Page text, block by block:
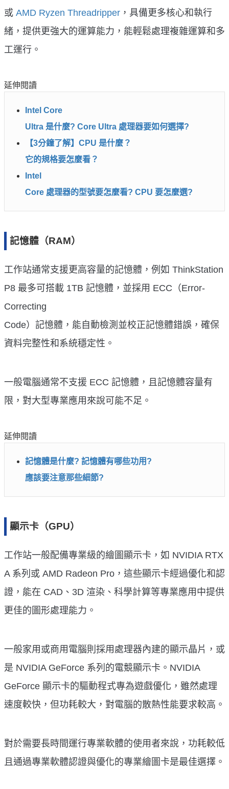
或 AMD Ryzen Threadripper ，具備更多核心和執行
緒，提供更強大的運算能力，能輕鬆處理複雜運算和多
工運行。
延伸閱讀
Intel Core
Ultra 是什麼? Core Ultra 處理器要如何選擇?
【3分鐘了解】CPU 是什麼？
它的規格要怎麼看？
Intel
Core 處理器的型號要怎麼看? CPU 要怎麼選?
記憶體（RAM）
工作站通常支援更高容量的記憶體，例如 ThinkStation
P8 最多可搭載 1TB 記憶體，並採用 ECC（Error-
Correcting
Code）記憶體，能自動檢測並校正記憶體錯誤，確保
資料完整性和系統穩定性。
一般電腦通常不支援 ECC 記憶體，且記憶體容量有
限，對大型專業應用來說可能不足。
延伸閱讀
記憶體是什麼? 記憶體有哪些功用?
應該要注意那些細節?
顯示卡（GPU）
工作站一般配備專業級的繪圖顯示卡，如 NVIDIA RTX
A 系列或 AMD Radeon Pro，這些顯示卡經過優化和認
證，能在 CAD、3D 渲染、科學計算等專業應用中提供
更佳的圖形處理能力。
一般家用或商用電腦則採用處理器內建的顯示晶片，或
是 NVIDIA GeForce 系列的電競顯示卡。NVIDIA
GeForce 顯示卡的驅動程式專為遊戲優化，雖然處理
速度較快，但功耗較大，對電腦的散熱性能要求較高。
對於需要長時間運行專業軟體的使用者來說，功耗較低
且通過專業軟體認證與優化的專業繪圖卡是最佳選擇。